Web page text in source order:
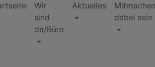
Wir
sind
da/Büro
Aktuelles
dabei sein